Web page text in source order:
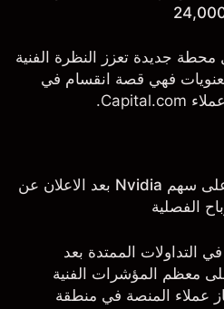
محطة جديدة تعزز النظرة الفنية
فهي قصة انقسام في
التداول على سهم Nvidia بعد الاعلان عن
الفصلية
السهم بأكثر من 3% في التداولات الممتدة بعد
معظم المؤشرات الفنية
عملاء المنصة في منطقة